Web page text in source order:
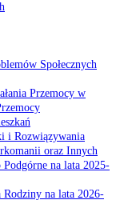
Społecznych
Przemocy w
i Rozwiązywania
oraz Innych
na lata 2025-
na lata 2026-